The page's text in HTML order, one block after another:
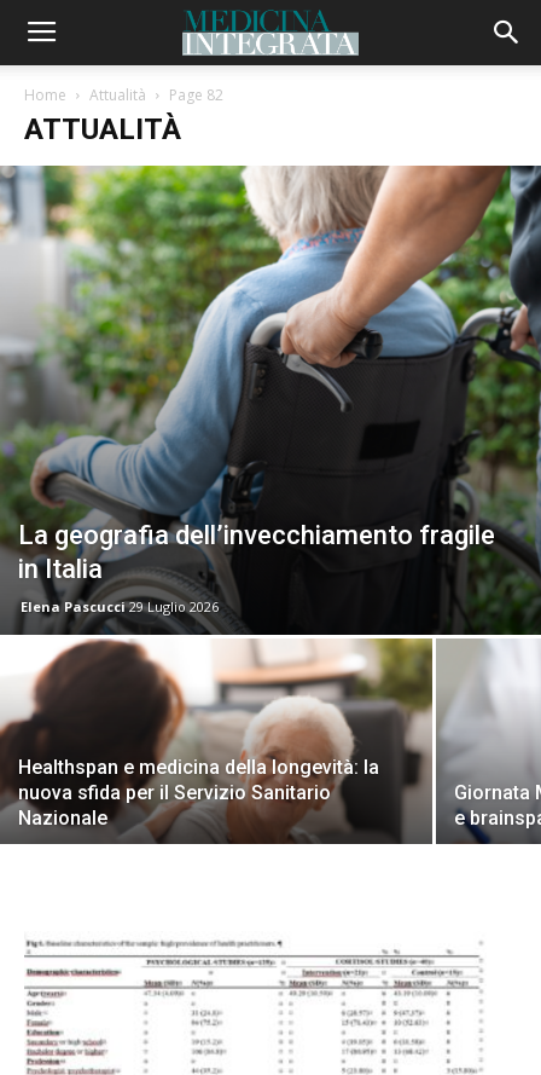
Home Attualità Page 82
ATTUALITÀ
La geografia dell’invecchiamento fragile
in Italia
Elena Pascucci 29 Luglio 2026
Healthspan e medicina della longevità: la
nuova sfida per il Servizio Sanitario
Nazionale
Giornata
e